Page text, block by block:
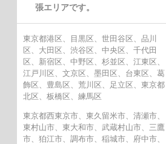
張エリアです。
東京都港区、目黒区、世田谷区、品川
区、大田区、渋谷区、中央区、千代田
区、新宿区、中野区、杉並区、江東区、
江戸川区、文京区、墨田区、台東区、葛
飾区、豊島区、荒川区、足立区、東京都
北区、板橋区、練馬区
東京都西東京市、東久留米市、清瀬市、
東村山市、東大和市、武蔵村山市、三鷹
市、狛江市、調布市、稲城市、府中市、